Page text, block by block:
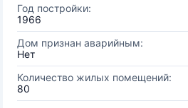
Год постройки:
1966
Дом признан аварийным:
Нет
Количество жилых помещений:
80